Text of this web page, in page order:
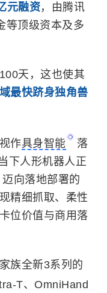
元融资，由腾讯
等顶级资本及多
天，这也使其
最快跻身独角兽
作具身智能
落
下人形机器人正
向落地部署的
精细抓取、柔性
位价值与商用落
族全新3系列的
T、OmniHand